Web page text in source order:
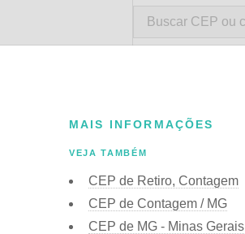
MAIS INFORMAÇÕES
VEJA TAMBÉM
CEP de Retiro, Contagem
CEP de Contagem / MG
CEP de MG - Minas Gerais